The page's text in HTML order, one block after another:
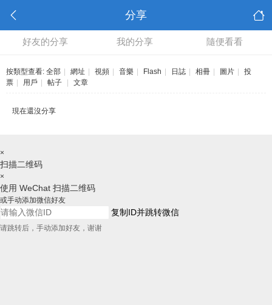
分享
好友的分享 我的分享 隨便看看
按類型查看: 全部 網址 視頻 音樂 Flash 日誌 相冊 圖片
投
票
用戶 帖子 文章
現在還沒分享
×
扫描二维码
×
使用 WeChat 扫描二维码
或手动添加微信好友
复制ID并跳转微信
请跳转后，手动添加好友，谢谢